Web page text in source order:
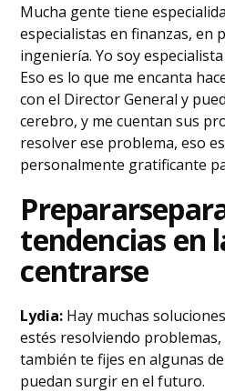
Mucha gente tiene
especialistas en finanzas, en
ingeniería. Yo soy
Eso es lo que me encanta
con el Director General y
cerebro, y me cuentan sus
resolver ese problema, eso
personalmente gratificante
‍Prepararse
tendencias en
centrarse
Lydia: Hay muchas
estés resolviendo
también te fijes en algunas
puedan surgir en el futuro.